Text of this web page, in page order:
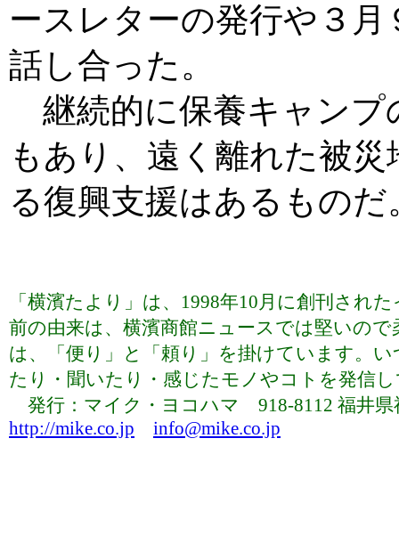
ースレターの発行や３
話し合った。
継続的に保養キャンプ
もあり、遠く離れた被
る復興支援はあるものだ
「横濱たより」は、1998年10月に創刊され
前の由来は、横濱商館ニュースでは堅いの
は、「便り」と「頼り」を掛けています。
たり・聞いたり・感じたモノやコトを発信
発行：マイク・ヨコハマ 918-8112 福井
http://mike.co.jp
info@mike.co.jp